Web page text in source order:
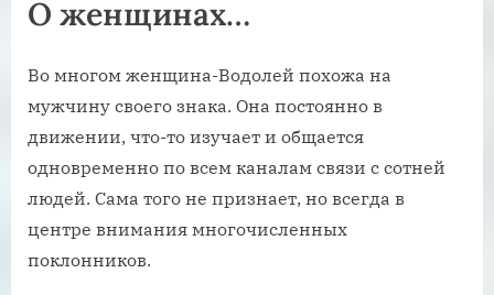
О женщинах…
Во многом женщина-Водолей похожа на
мужчину своего знака. Она постоянно в
движении, что-то изучает и общается
одновременно по всем каналам связи с сотней
людей. Сама того не признает, но всегда в
центре внимания многочисленных
поклонников.